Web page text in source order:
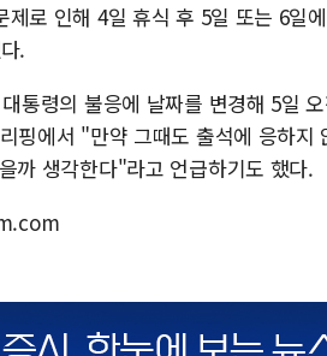
제로 인해 4일 휴식 후 5일 또는 6일
.
통령의 불응에 날짜를 변경해 5일
핑에서 "만약 그때도 출석에 응하
까 생각한다"라고 언급하기도 했다.